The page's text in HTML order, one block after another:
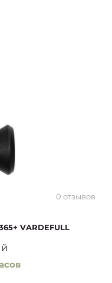
0 отзывов
VARDEFULL